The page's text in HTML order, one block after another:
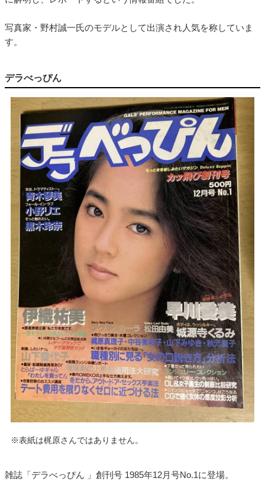
写真家・野村誠一氏のモデルとして出演され人気を称していま
す。
デラべっぴん
※表紙は梶原さんではありません。
雑誌「デラべっぴん 」創刊号 1985年12月号No.1に登場。